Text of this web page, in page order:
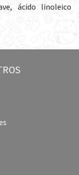
ácido linoleico